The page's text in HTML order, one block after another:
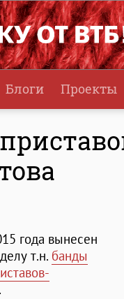
Блоги Проекты
года вынесен
т.н. банды
.